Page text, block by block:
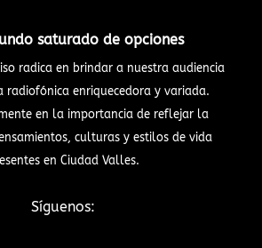
saturado de opciones
radica en brindar a nuestra audiencia
radiofónica enriquecedora y variada.
en la importancia de reflejar la
culturas y estilos de vida
en Ciudad Valles.
Síguenos: